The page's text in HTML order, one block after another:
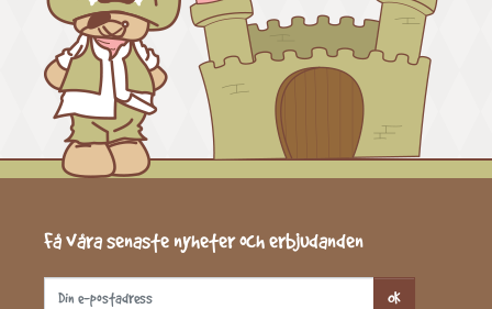
Få våra senaste nyheter och erbjudanden
OK